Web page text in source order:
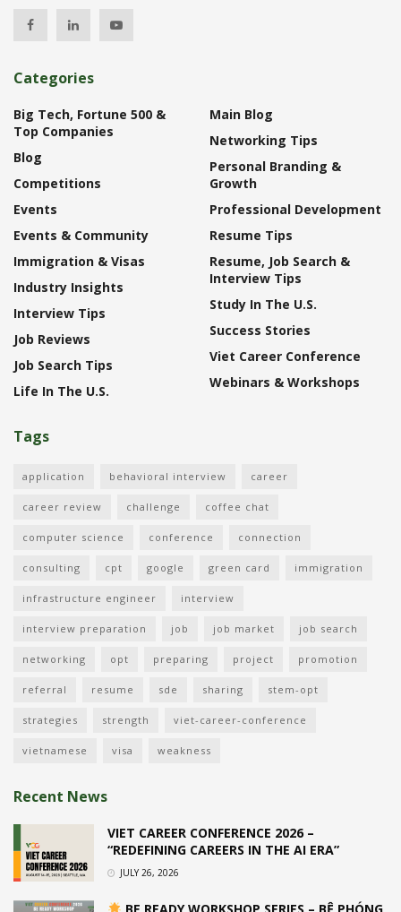
Categories
Big Tech, Fortune 500 &
Top Companies
Blog
Competitions
Events
Events & Community
Immigration & Visas
Industry Insights
Interview Tips
Job Reviews
Job Search Tips
Life In The U.S.
Main Blog
Networking Tips
Personal Branding &
Growth
Professional Development
Resume Tips
Resume, Job Search &
Interview Tips
Study In The U.S.
Success Stories
Viet Career Conference
Webinars & Workshops
Tags
application behavioral interview career
career review challenge coffee chat
computer science conference connection
consulting cpt google green card immigration
infrastructure engineer interview
interview preparation job job market job search
networking opt preparing project promotion
referral resume sde sharing stem-opt
strategies strength viet-career-conference
vietnamese visa weakness
Recent News
VIET CAREER CONFERENCE 2026 –
“REDEFINING CAREERS IN THE AI ERA”
JULY 26, 2026
BE READY WORKSHOP SERIES – BỆ PHÓNG